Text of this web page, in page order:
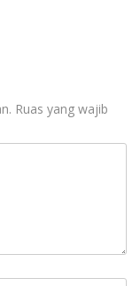
Ruas yang wajib